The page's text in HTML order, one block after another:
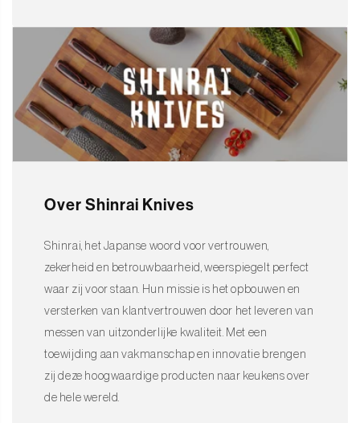
Over Shinrai Knives
Shinrai, het Japanse woord voor vertrouwen,
zekerheid en betrouwbaarheid, weerspiegelt perfect
waar zij voor staan. Hun missie is het opbouwen en
versterken van klantvertrouwen door het leveren van
messen van uitzonderlijke kwaliteit. Met een
toewijding aan vakmanschap en innovatie brengen
zij deze hoogwaardige producten naar keukens over
de hele wereld.